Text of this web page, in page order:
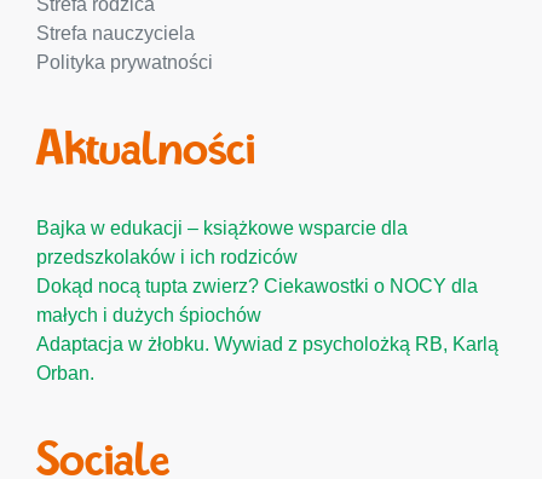
Strefa rodzica
Strefa nauczyciela
Polityka prywatności
Aktualności
Bajka w edukacji – książkowe wsparcie dla
przedszkolaków i ich rodziców
Dokąd nocą tupta zwierz? Ciekawostki o NOCY dla
małych i dużych śpiochów
Adaptacja w żłobku. Wywiad z psycholożką RB, Karlą
Orban.
Sociale